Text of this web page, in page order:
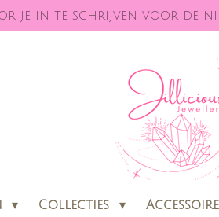
je in te schrijven voor de
Collecties